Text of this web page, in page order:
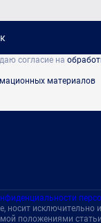
согласие на
материалов
носит
положениями